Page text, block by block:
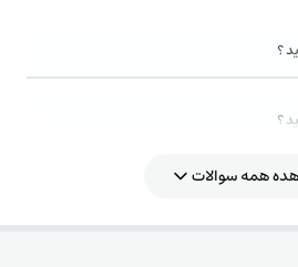
؟
؟
صورت میباشد ؟
همه سوالات